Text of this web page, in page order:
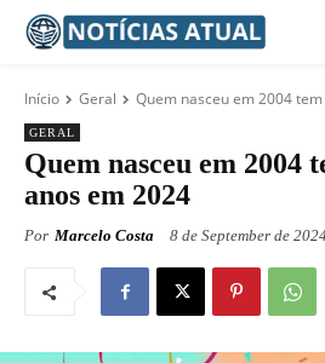
Início Geral Quem nasceu em 2004
GERAL
Quem nasceu em 2004
anos em 2024
Por Marcelo Costa 8 de September de 2024